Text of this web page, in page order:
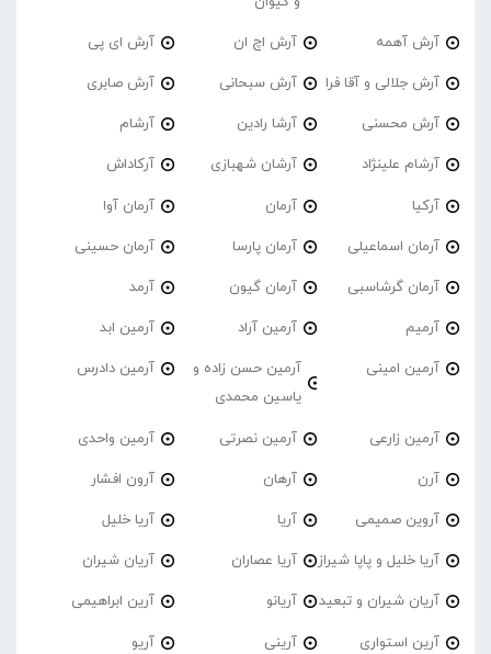
آرش آهمه آرش اچ ان آرش ای پی
آرش جلالی و آقا فرا آرش سبحانی آرش صابری
آرش محسنی آرشا رادین آرشام
آرشام علینژاد آرشان شهبازی آرکاداش
آرکیا آرمان آرمان آوا
آرمان اسماعیلی آرمان پارسا آرمان حسینی
آرمان گرشاسبی آرمان گیون آرمد
آرمیم آرمین آراد آرمین ابد
آرمین امینی
آرمین حسن زاده و
یاسین محمدی
آرمین دادرس
آرمین زارعی آرمین نصرتی آرمین واحدی
آرن آرهان آرون افشار
آروین صمیمی آریا آریا خلیل
آریا خلیل و پاپا شیراز آریا عصاران آریان شیران
آریان شیران و تبعید آریانو آرین ابراهیمی
آرین استواری آرینی آریو